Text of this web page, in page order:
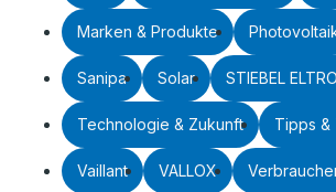
Marken & Produkte
Sanipa Solar STIEBEL
Technologie & Zukunft Tipps &
Vaillant VALLOX